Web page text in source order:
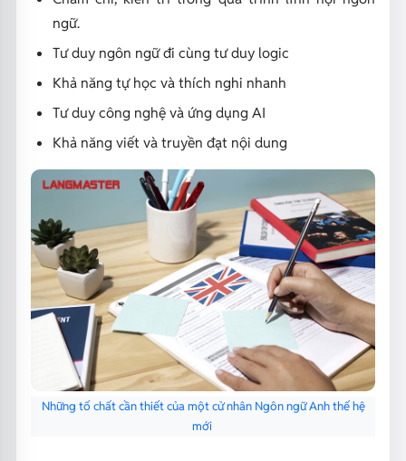
ngữ.
Tư duy ngôn ngữ đi cùng tư duy logic
Khả năng tự học và thích nghi nhanh
Tư duy công nghệ và ứng dụng AI
Khả năng viết và truyền đạt nội dung
Những tố chất cần thiết của một cử nhân Ngôn ngữ Anh thế hệ
mới